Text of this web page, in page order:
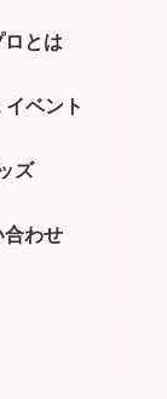
とは
ベント
ズ
合わせ